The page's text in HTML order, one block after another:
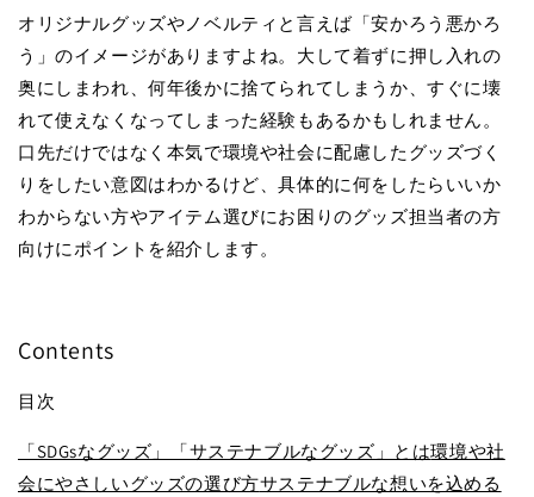
オリジナルグッズやノベルティと言えば「安かろう悪かろ
う」のイメージがありますよね。大して着ずに押し入れの
奥にしまわれ、何年後かに捨てられてしまうか、すぐに壊
れて使えなくなってしまった経験もあるかもしれません。
口先だけではなく本気で環境や社会に配慮したグッズづく
りをしたい意図はわかるけど、具体的に何をしたらいいか
わからない方やアイテム選びにお困りのグッズ担当者の方
向けにポイントを紹介します。
Contents
目次
「SDGsなグッズ」「サステナブルなグッズ」とは環境や社
会にやさしいグッズの選び方サステナブルな想いを込める